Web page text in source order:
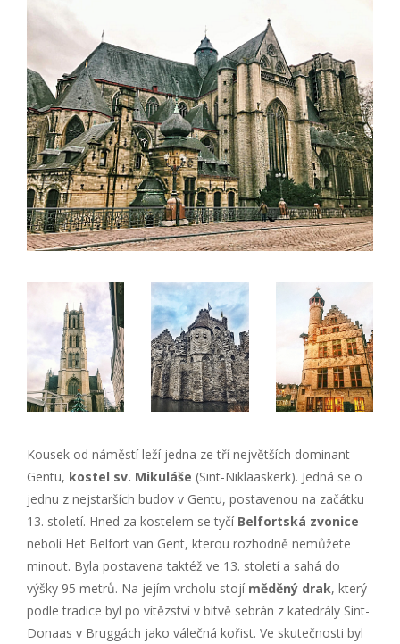
Kousek od náměstí leží jedna ze tří největších dominant
Gentu, kostel sv. Mikuláše (Sint-Niklaaskerk). Jedná se o
jednu z nejstarších budov v Gentu, postavenou na začátku
13. století. Hned za kostelem se tyčí Belfortská zvonice
neboli Het Belfort van Gent, kterou rozhodně nemůžete
minout. Byla postavena taktéž ve 13. století a sahá do
výšky 95 metrů. Na jejím vrcholu stojí měděný drak, který
podle tradice byl po vítězství v bitvě sebrán z katedrály Sint-
Donaas v Bruggách jako válečná kořist. Ve skutečnosti byl